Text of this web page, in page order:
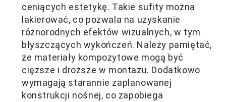
ceniących estetykę. Takie sufity można
lakierować, co pozwala na uzyskanie
różnorodnych efektów wizualnych, w tym
błyszczących wykończeń. Należy pamiętać,
że materiały kompozytowe mogą być
cięższe i droższe w montażu. Dodatkowo
wymagają starannie zaplanowanej
konstrukcji nośnej, co zapobiega